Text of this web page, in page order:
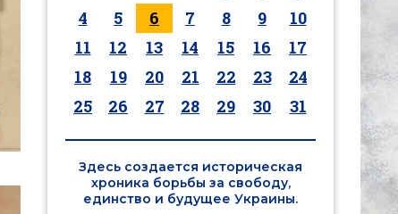
4
5 6 7 8 9
10
11
12 13 14 15 16
17
18
19 20 21 22 23
24
25
26 27 28 29 30 31
Здесь создается историческая
хроника борьбы за свободу,
единство и будущее Украины.